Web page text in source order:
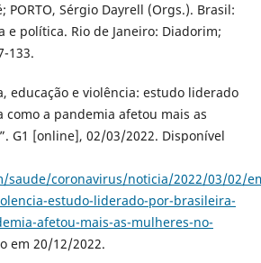
PORTO, Sérgio Dayrell (Orgs.). Brasil:
e política. Rio de Janeiro: Diadorim;
133.
educação e violência: estudo liderado
a pandemia afetou mais as
G1 [online], 02/03/2022. Disponível
saude/coronavirus/noticia/2022/03/02/
estudo-liderado-por-brasileira-
afetou-mais-as-mulheres-no-
em 20/12/2022.